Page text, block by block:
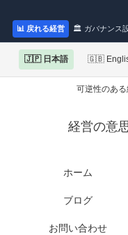
📊 戻れる経営 🏛 ガバナンス
🇯🇵 日本語 🇬🇧
可逆性のあ
経営の意
ホーム
ブログ
お問い合わせ